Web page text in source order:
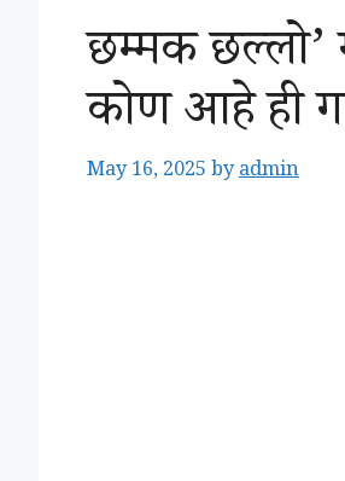
छम्मक छल्लो’
कोण आहे ही
May 16, 2025 byadmin